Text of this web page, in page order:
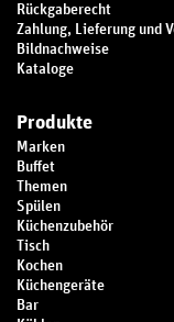
Rückgaberecht
Zahlung, Lieferung und
Bildnachweise
Kataloge
Produkte
Marken
Buffet
Themen
Spülen
Küchenzubehör
Tisch
Kochen
Küchengeräte
Bar